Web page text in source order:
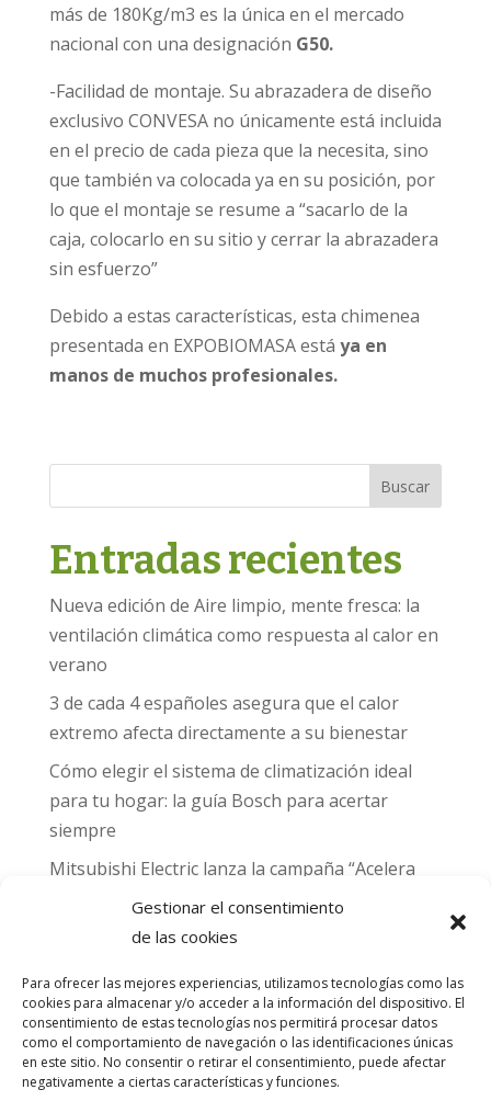
Gestionar el consentimiento
de las cookies
Para ofrecer las mejores experiencias, utilizamos tecnologías como las
cookies para almacenar y/o acceder a la información del dispositivo. El
consentimiento de estas tecnologías nos permitirá procesar datos
como el comportamiento de navegación o las identificaciones únicas
en este sitio. No consentir o retirar el consentimiento, puede afectar
negativamente a ciertas características y funciones.
más de 180Kg/m3 es la única en el mercado
nacional con una designación G50.
-Facilidad de montaje. Su abrazadera de diseño
exclusivo CONVESA no únicamente está incluida
en el precio de cada pieza que la necesita, sino
que también va colocada ya en su posición, por
lo que el montaje se resume a “sacarlo de la
caja, colocarlo en su sitio y cerrar la abrazadera
sin esfuerzo”
Debido a estas características, esta chimenea
presentada en EXPOBIOMASA está ya en
manos de muchos profesionales.
Buscar
Entradas recientes
Nueva edición de Aire limpio, mente fresca: la
ventilación climática como respuesta al calor en
verano
3 de cada 4 españoles asegura que el calor
extremo afecta directamente a su bienestar
Cómo elegir el sistema de climatización ideal
para tu hogar: la guía Bosch para acertar
siempre
Mitsubishi Electric lanza la campaña “Acelera
hacia MADRID 2026” y premia con entradas
para el Gran Premio de Fórmula 1 de Madrid
sello CO₂ Nulo: confort real, salud y
descarbonización en una sola vivienda
Comentarios